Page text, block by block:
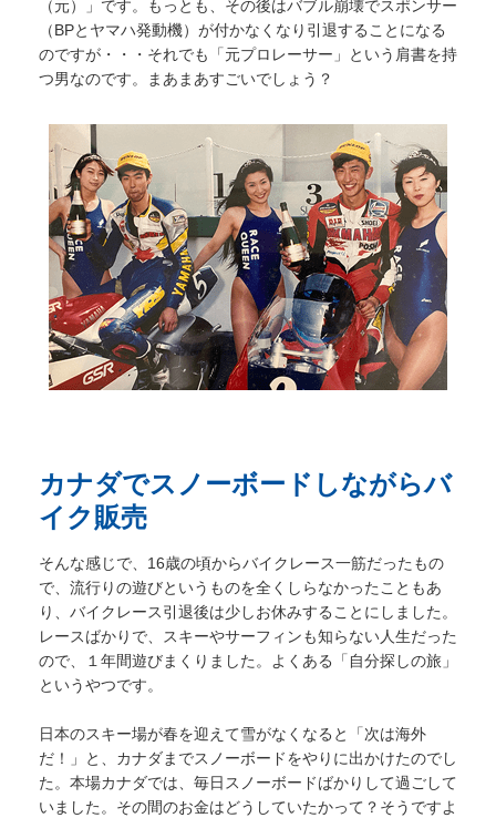
（元）」です。もっとも、その後はバブル崩壊でスポンサー
（BPとヤマハ発動機）が付かなくなり引退することになる
のですが・・・それでも「元プロレーサー」という肩書を持
つ男なのです。まあまあすごいでしょう？
カナダでスノーボードしながらバ
イク販売
そんな感じで、16歳の頃からバイクレース一筋だったもの
で、流行りの遊びというものを全くしらなかったこともあ
り、バイクレース引退後は少しお休みすることにしました。
レースばかりで、スキーやサーフィンも知らない人生だった
ので、１年間遊びまくりました。よくある「自分探しの旅」
というやつです。
日本のスキー場が春を迎えて雪がなくなると「次は海外
だ！」と、カナダまでスノーボードをやりに出かけたのでし
た。本場カナダでは、毎日スノーボードばかりして過ごして
いました。その間のお金はどうしていたかって？そうですよ